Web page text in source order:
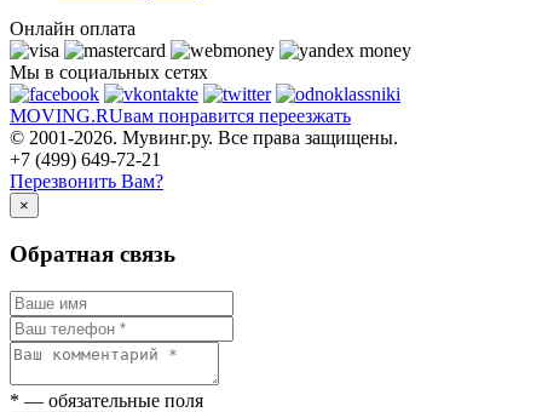
Онлайн оплата
Мы в социальных сетях
MOVING.RUвам понравится переезжать
© 2001-2026. Мувинг.ру. Все права защищены.
+7 (499) 649-72-21
Перезвонить Вам?
×
Обратная связь
* — обязательные поля